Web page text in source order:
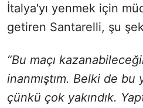
İtalya'yı yenmek için
getiren Santarelli, şu
“Bu maçı
inanmıştım. Belki de
çünkü çok yakındık.